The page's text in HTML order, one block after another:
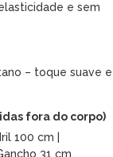
e sem
– toque suave e
fora do corpo)
100 cm |
31 cm